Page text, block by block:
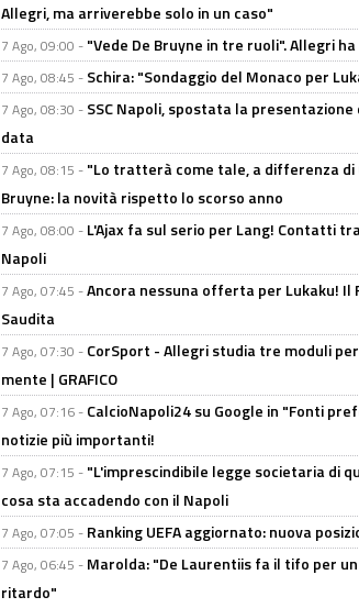
Allegri, ma arriverebbe solo in un caso"
7 Ago, 09:00 - "Vede De Bruyne in tre ruoli". Allegri
7 Ago, 08:45 - Schira: "Sondaggio del Monaco per
7 Ago, 08:30 - SSC Napoli, spostata la
data
7 Ago, 08:15 - "Lo tratterà come tale, a differenza di
Bruyne: la novità rispetto lo scorso anno
7 Ago, 08:00 - L'Ajax fa sul serio per Lang! Contatti
Napoli
7 Ago, 07:45 -Ancora nessuna offerta per Lukaku!
Saudita
7 Ago, 07:30 - CorSport - Allegri studia tre moduli
mente | GRAFICO
7 Ago, 07:16 - CalcioNapoli24 su Google in "Fonti
notizie più importanti!
7 Ago, 07:15 - "L'imprescindibile legge societaria di
cosa sta accadendo con il Napoli
7 Ago, 07:05 - Ranking UEFA aggiornato: nuova
7 Ago, 06:45 - Marolda: "De Laurentiis fa il tifo per
ritardo"